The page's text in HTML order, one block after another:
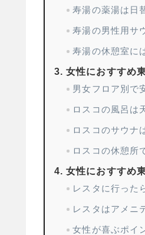
寿湯の薬湯は日
寿湯の男性用サ
寿湯の休憩室に
女性におすすめ
男女フロア別で
ロスコの風呂は
ロスコのサウナ
ロスコの休憩所
女性におすすめ
レスタに行った
レスタはアメニ
女性が喜ぶポイ